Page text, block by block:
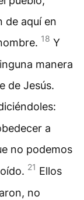
de aquí en
18 Y
manera
de Jesús.
a
no podemos
21 Ellos
no